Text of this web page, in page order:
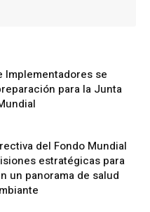
Implementadores se
para la Junta
del Fondo Mundial
estratégicas para
un panorama de salud